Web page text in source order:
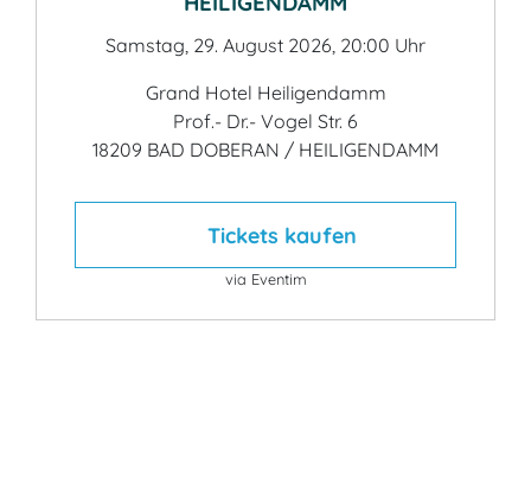
Samstag, 29. August 2026, 20:00 Uhr
Grand Hotel Heiligendamm
Prof.- Dr.- Vogel Str. 6
18209 BAD DOBERAN / HEILIGENDAMM
Tickets kaufen
via Eventim